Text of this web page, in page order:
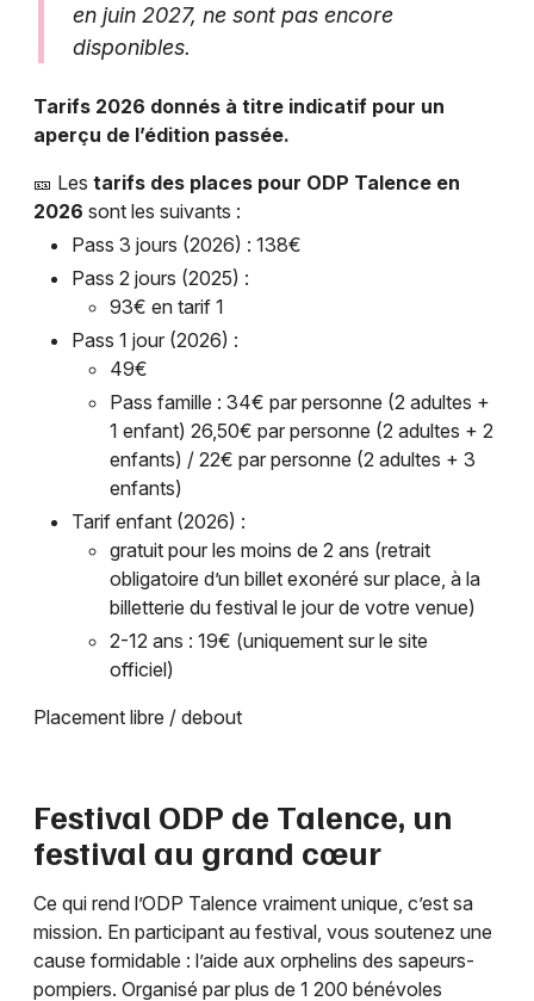
en juin 2027, ne sont pas encore
disponibles.
Tarifs 2026 donnés à titre indicatif pour un
aperçu de l’édition passée.
🎫 Les tarifs des places pour ODP Talence en
2026 sont les suivants :
Pass 3 jours (2026) : 138€
Pass 2 jours (2025) :
93€ en tarif 1
Pass 1 jour (2026) :
49€
Pass famille : 34€ par personne (2 adultes +
1 enfant) 26,50€ par personne (2 adultes + 2
enfants) / 22€ par personne (2 adultes + 3
enfants)
Tarif enfant (2026) :
gratuit pour les moins de 2 ans (retrait
obligatoire d’un billet exonéré sur place, à la
billetterie du festival le jour de votre venue)
2-12 ans : 19€ (uniquement sur le site
officiel)
Placement libre / debout
Festival ODP de Talence, un
festival au grand cœur
Ce qui rend l’ODP Talence vraiment unique, c’est sa
mission. En participant au festival, vous soutenez une
cause formidable : l’aide aux orphelins des sapeurs-
pompiers. Organisé par plus de 1 200 bénévoles